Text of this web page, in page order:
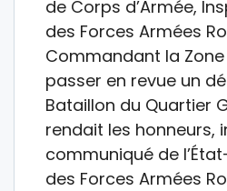
de Corps d’Armée,
des Forces Armées
Commandant la
passer en revue un
Bataillon du Quartier
rendait les honneurs,
communiqué de
des Forces Armées